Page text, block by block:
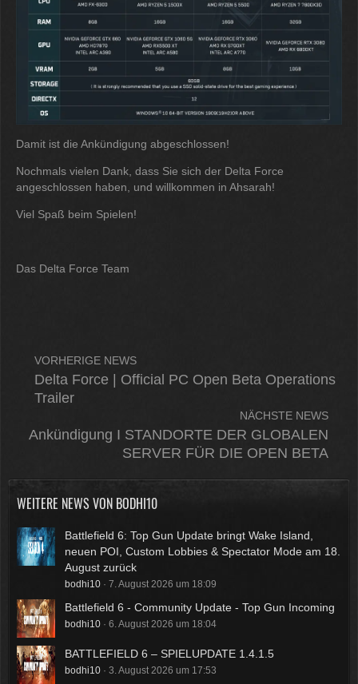
Damit ist die Ankündigung abgeschlossen!
Nochmals vielen Dank, dass Sie sich der Delta Force
angeschlossen haben, und willkommen in Ahsarah!
Viel Spaß beim Spielen!
Das Delta Force Team
VORHERIGE NEWS
Delta Force | Official PC Open Beta Operations
Trailer
NÄCHSTE NEWS
Ankündigung I STANDORTE DER GLOBALEN
SERVER FÜR DIE OPEN BETA
WEITERE NEWS VON BODHI10
Battlefield 6: Top Gun Update bringt Wake Island,
neuen POI, Custom Lobbies & Spectator Mode am 18.
August zurück
bodhi10 7. August 2026 um 18:09
Battlefield 6 - Community Update - Top Gun Incoming
bodhi10 6. August 2026 um 18:04
BATTLEFIELD 6 – SPIELUPDATE 1.4.1.5
bodhi10 3. August 2026 um 17:53